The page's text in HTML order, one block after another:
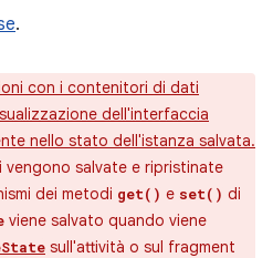
.
con i contenitori di dati
dell'interfaccia
nello stato dell'istanza salvata.
salvate e ripristinate
dei metodi get() e set() di
viene salvato quando viene
sull'attività o sul fragment